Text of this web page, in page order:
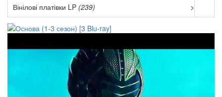
Вінілові платівки LP (239) >